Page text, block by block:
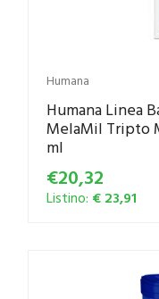
Humana
Humana Linea
MelaMil Tripto
ml
€20,32
Listino: € 23,91